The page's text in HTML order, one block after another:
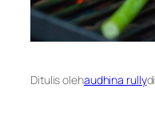
Ditulis olehaudhina rullydi